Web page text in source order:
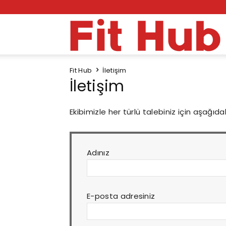
Fit Hub İletişim
İletişim
Ekibimizle her türlü talebiniz için
Adınız
E-posta adresiniz